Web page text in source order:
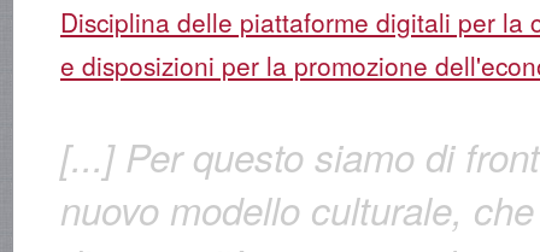
Disciplina delle piattaforme digitali per la
e disposizioni per la promozione
[...] Per questo siamo di
nuovo modello culturale,